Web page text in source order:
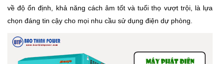
về độ ổn định, khả năng cách âm tốt và tuổi thọ vượt trội, là lựa
chọn đáng tin cậy cho mọi nhu cầu sử dụng điện dự phòng.